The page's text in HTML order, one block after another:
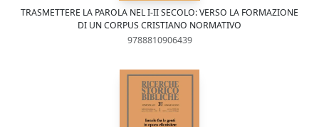
TRASMETTERE LA PAROLA NEL I-II SECOLO: VERSO LA FORMAZIONE
DI UN CORPUS CRISTIANO NORMATIVO
9788810906439